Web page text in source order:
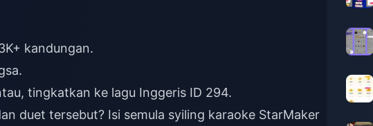
kandungan.
tingkatkan ke lagu Inggeris ID 294.
duet tersebut? Isi semula syiling karaoke StarMaker